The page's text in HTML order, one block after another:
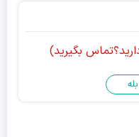
بگیرید)